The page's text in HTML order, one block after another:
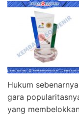
Hukum
gara
yang